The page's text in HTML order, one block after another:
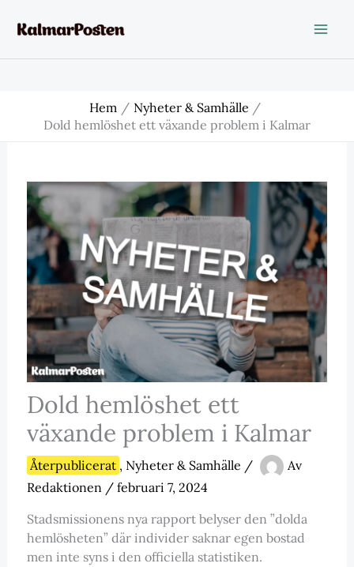
Hem
Nyheter & Samhälle
Dold hemlöshet ett växande problem i Kalmar
Dold hemlöshet ett
växande problem i Kalmar
Återpublicerat , Nyheter & Samhälle /
Av
Redaktionen / februari 7, 2024
Stadsmissionens nya rapport belyser den ”dolda
hemlösheten” där individer saknar egen bostad
men inte syns i den officiella statistiken.